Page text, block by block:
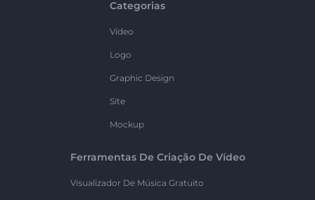
Categorias
Vídeo
Logo
Graphic Design
Site
Mockup
Ferramentas De Criação De Vídeo
Visualizador De Música Gratuito